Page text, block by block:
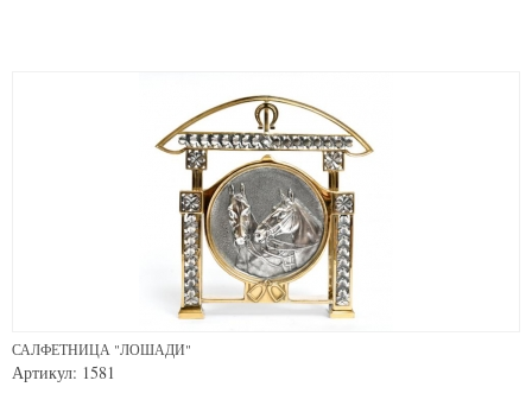
САЛФЕТНИЦА "ЛОШАДИ"
Артикул: 1581